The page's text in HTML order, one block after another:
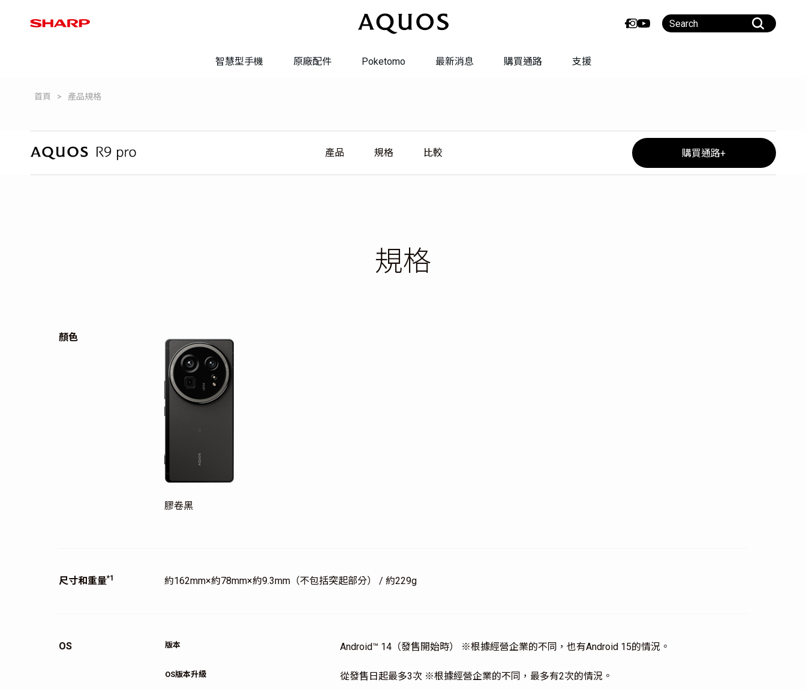
智慧型手機 原廠配件 Poketomo 最新消息 購買通路 支援
常見問題 維修服務 聯絡我們
首頁 產品規格
產品 規格 比較 購買通路
規格
顏色
膠卷黑
尺寸和重量*1 約162mm×約78mm×約9.3mm（不包括突起部分） / 約229g
OS 版本 Android™ 14（發售開始時） ※根據經營企業的不同，也有Android 15的情況。
OS版本升級 從發售日起最多3次 ※根據經營企業的不同，最多有2次的情況。